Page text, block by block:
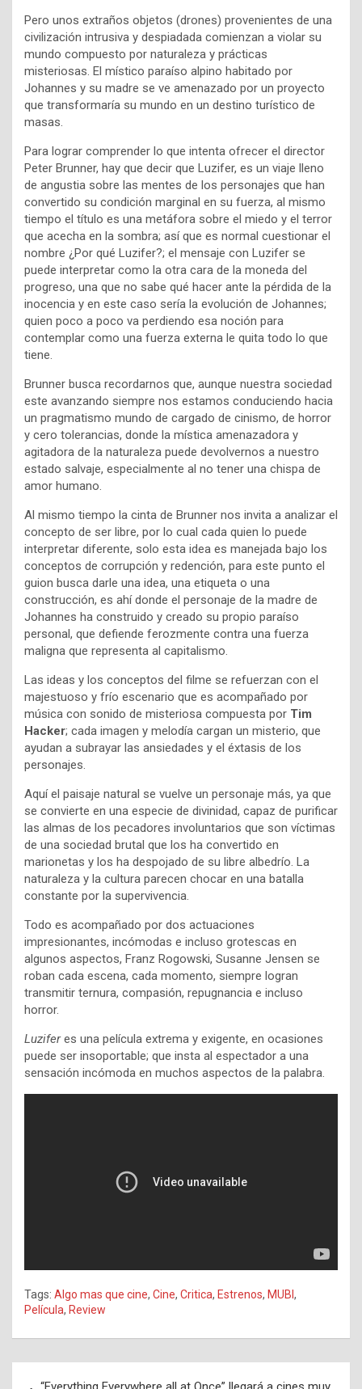
Pero unos extraños objetos (drones) provenientes de una
civilización intrusiva y despiadada comienzan a violar su
mundo compuesto por naturaleza y prácticas
misteriosas. El místico paraíso alpino habitado por
Johannes y su madre se ve amenazado por un proyecto
que transformaría su mundo en un destino turístico de
masas.
Para lograr comprender lo que intenta ofrecer el director
Peter Brunner, hay que decir que Luzifer, es un viaje lleno
de angustia sobre las mentes de los personajes que han
convertido su condición marginal en su fuerza, al mismo
tiempo el título es una metáfora sobre el miedo y el terror
que acecha en la sombra; así que es normal cuestionar el
nombre ¿Por qué Luzifer?; el mensaje con Luzifer se
puede interpretar como la otra cara de la moneda del
progreso, una que no sabe qué hacer ante la pérdida de la
inocencia y en este caso sería la evolución de Johannes;
quien poco a poco va perdiendo esa noción para
contemplar como una fuerza externa le quita todo lo que
tiene.
Brunner busca recordarnos que, aunque nuestra sociedad
este avanzando siempre nos estamos conduciendo hacia
un pragmatismo mundo de cargado de cinismo, de horror
y cero tolerancias, donde la mística amenazadora y
agitadora de la naturaleza puede devolvernos a nuestro
estado salvaje, especialmente al no tener una chispa de
amor humano.
Al mismo tiempo la cinta de Brunner nos invita a analizar el
concepto de ser libre, por lo cual cada quien lo puede
interpretar diferente, solo esta idea es manejada bajo los
conceptos de corrupción y redención, para este punto el
guion busca darle una idea, una etiqueta o una
construcción, es ahí donde el personaje de la madre de
Johannes ha construido y creado su propio paraíso
personal, que defiende ferozmente contra una fuerza
maligna que representa al capitalismo.
Las ideas y los conceptos del filme se refuerzan con el
majestuoso y frío escenario que es acompañado por
música con sonido de misteriosa compuesta por Tim
Hacker; cada imagen y melodía cargan un misterio, que
ayudan a subrayar las ansiedades y el éxtasis de los
personajes.
Aquí el paisaje natural se vuelve un personaje más, ya que
se convierte en una especie de divinidad, capaz de purificar
las almas de los pecadores involuntarios que son víctimas
de una sociedad brutal que los ha convertido en
marionetas y los ha despojado de su libre albedrío. La
naturaleza y la cultura parecen chocar en una batalla
constante por la supervivencia.
Todo es acompañado por dos actuaciones
impresionantes, incómodas e incluso grotescas en
algunos aspectos, Franz Rogowski, Susanne Jensen se
roban cada escena, cada momento, siempre logran
transmitir ternura, compasión, repugnancia e incluso
horror.
Luziferes una película extrema y exigente, en ocasiones
puede ser insoportable; que insta al espectador a una
sensación incómoda en muchos aspectos de la palabra.
Tags: Algo mas que cine, Cine, Critica, Estrenos, MUBI,
Película, Review